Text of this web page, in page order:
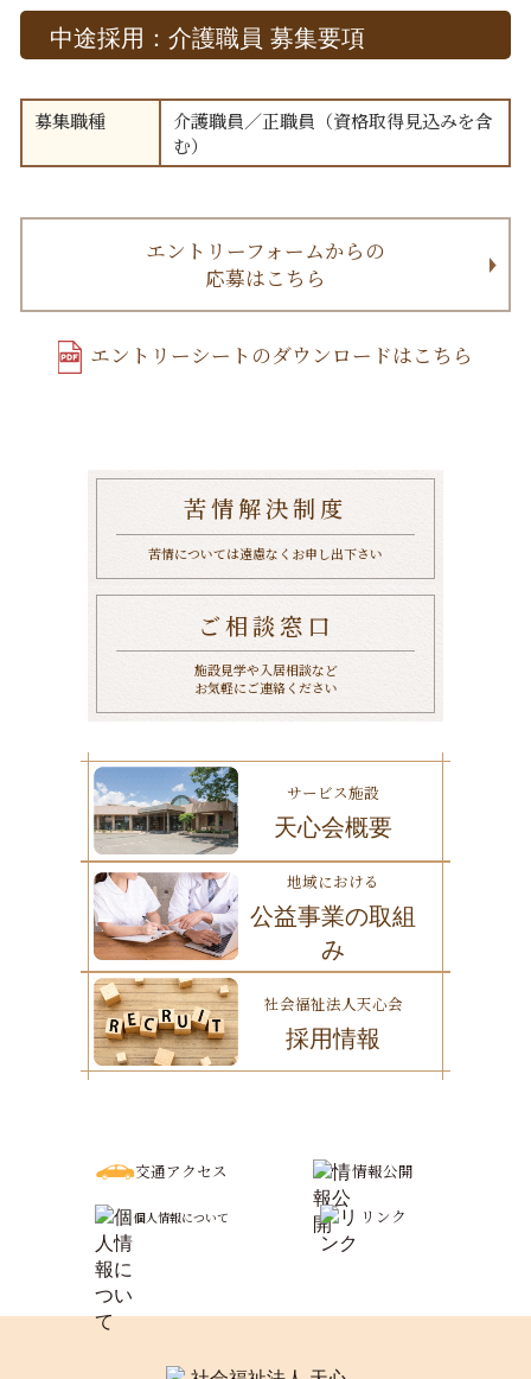
中途採用：介護職員 募集要項
募集職種
介護職員／正職員（資格取得見込みを含
む）
エントリーフォームからの
応募はこちら
エントリーシートのダウンロードはこちら
苦情解決制度
苦情については遠慮なくお申し出下さい
ご相談窓口
施設見学や入居相談など
お気軽にご連絡ください
サービス施設
天心会概要
地域における
公益事業の取組
み
社会福祉法人天心会
採用情報
交通アクセス 情報公開
個人情報について リンク